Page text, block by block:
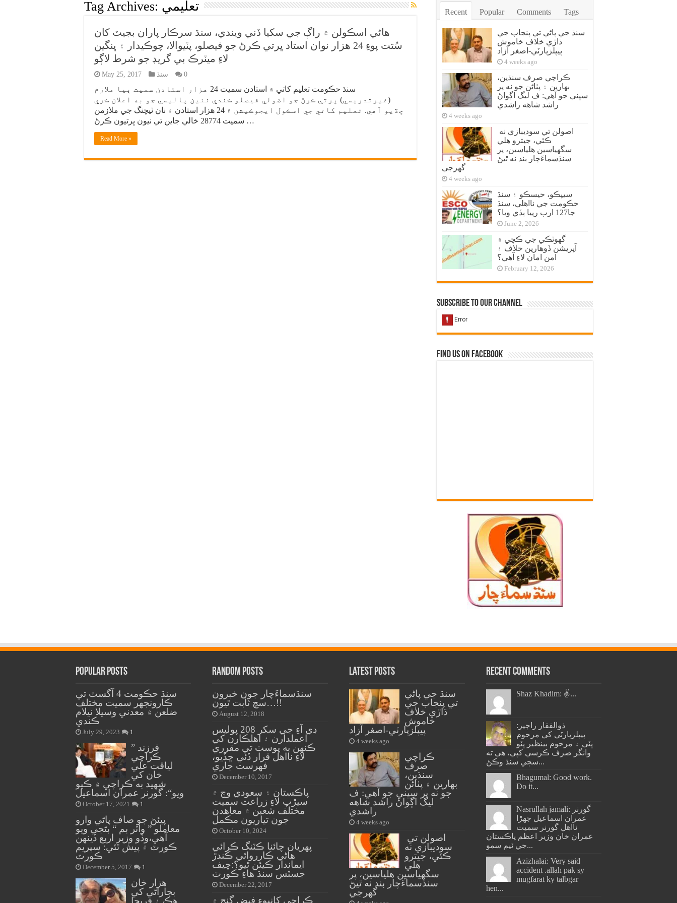
Tag Archives: تعليمي
هاڻي اسڪولن ۾ راڳ جي سکيا ڏني ويندي، سنڌ سرڪار پاران بجيٽ کان
سُتت پوءِ 24 هزار نوان استاد ڀرتي ڪرڻ جو فيصلو، پٽيوالا، چوڪيدار ۽ ڀنگين
لاءِ ميٽرڪ بي گريڊ جو شرط لاڳو
May 25, 2017 سنڌ 0
سنڌ حڪومت تعليم کاتي ۾ استادن سميت 24 هزار استادن سميت ٻيا ملازم
(غيرتدريسي) ڀرتي ڪرڻ جو اضولي فيصلو ڪندي نئين پاليسي جو به اعلان ڪري
ڇڏيو آهي. تعليم کاتي جي اسڪول ايجوڪيشن ۾ 24 هزار استادن ۽ نان ٽيچنگ جي ملازمن
سميت 28774 خالي جاين تي نيون ڀرتيون ڪرڻ …
Read More »
Recent Popular Comments Tags
سنڌ جي پاڻي تي پنجاب جي
ڌاڙي خلاف خاموش
پيپلزپارٽي-اصغر آزاد
4 weeks ago
ڪراچي صرف سنڌين،
بهارين ۽ پٺاڻن جو نه پر
سڀني جو آهي: ف ليگ اڳواڻ
راشد شاهه راشدي
4 weeks ago
ڪئي، جيترو هلي
سگهياسين هلياسين، پر
سنڌسماءَچار بند نه ٿيڻ
گهرجي
4 weeks ago
سيپڪو، حيسڪو ۽ سنڌ
حڪومت جي نااهلي، سنڌ
جا127 ارب رپيا ٻڏي ويا؟
June 2, 2026
گهوٽڪي جي ڪچي ۾
آپريشن ڏوهارين خلاف ۽
امن امان لاءِ آهي؟
February 12, 2026
Subscribe to our Channel
Find us on Facebook
Popular Posts
سنڌ حڪومت 4 آگسٽ تي
ڪارونجهر سميت مختلف
ضلعن ۾ معدني وسيلا نيلام
ڪندي
July 29, 2023 1
” فرزند
ڪراچي
لياقت علي
خان کي
شهيد به ڪراچي ۾ ڪيو
ويو“: گورنر عمران اسماعيل
October 17, 2021 1
پيئڻ جو صاف پاڻي وارو
معاملو ” واٽر بم “ بڻجي ويو
آهي،وڏو وزير اربع ڏينهن
ڪورٽ ۾ پيش ٿئي: سپريم
ڪورٽ
December 5, 2017 1
هزار خان
بجاراڻي کي
هڪ ۽ فريحا
Random Posts
سنڌسماءَچار جون خبرون
سچ ثابت ٿيون…!!
August 12, 2018
ڊي آءِ جي سکر 208 پوليس
اعملدارن ۽ اهلڪارن کي
ڪنهن به پوسٽ تي مقرري
لاءِ نااهل قرار ڏئي ڇڏيو،
فهرست جاري
December 10, 2017
پاڪستان ۽ سعودي وچ ۾
سيڙپ لاءِ زراعت سميت
مختلف شعبن ۾ معاهدن
جون تياريون مڪمل
October 10, 2024
پهريان چائنا ڪٽنگ ڪرائي
هاڻي ڪارروائي ڪندڙ
ايماندار ڪيئن ٿيو؟:چيف
جسٽس سنڌ هاءِ ڪورٽ
December 22, 2017
ڪراچي کانپوءِ فيض گنج ۾
Latest Posts
سنڌ جي پاڻي
تي پنجاب جي
ڌاڙي خلاف
خاموش
پيپلزپارٽي-اصغر آزاد
4 weeks ago
ڪراچي
صرف
سنڌين،
بهارين ۽ پٺاڻن
جو نه پر سڀني جو آهي: ف
ليگ اڳواڻ راشد شاهه
راشدي
4 weeks ago
سوديبازي نه
ڪئي، جيترو
هلي
سگهياسين هلياسين، پر
سنڌسماءَچار بند نه ٿيڻ
گهرجي
Recent Comments
Shaz Khadim: ✌️...
ذوالفقار راڄپر:
پيپلزپارٽي کي مرحوم
ڀٽي ۽ مرحوم بينظير ڀٽو
وانگر صرف ڪرسي کپي، هي ته
سڄي سنڌ وڪڻ...
Bhagumal: Good work.
Do it...
Nasrullah jamali: گورنر
عمران اسماعيل جھڙا
نااهل گورنر سميت
عمران خان وزير اعظم پاڪستان
جي ٽيم سمو...
Azizhalai: Very said
accident .allah pak sy
mugfarat ky talbgar
hen...